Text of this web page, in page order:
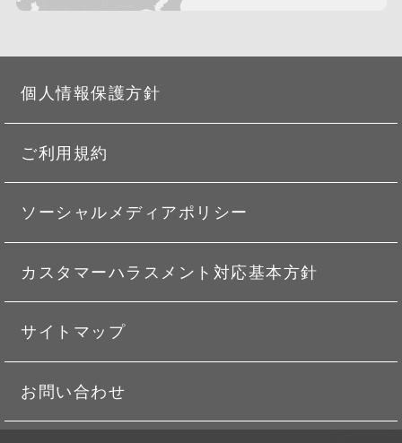
個人情報保護方針
ご利用規約
ソーシャルメディアポリシー
カスタマーハラスメント対応基本方針
サイトマップ
お問い合わせ